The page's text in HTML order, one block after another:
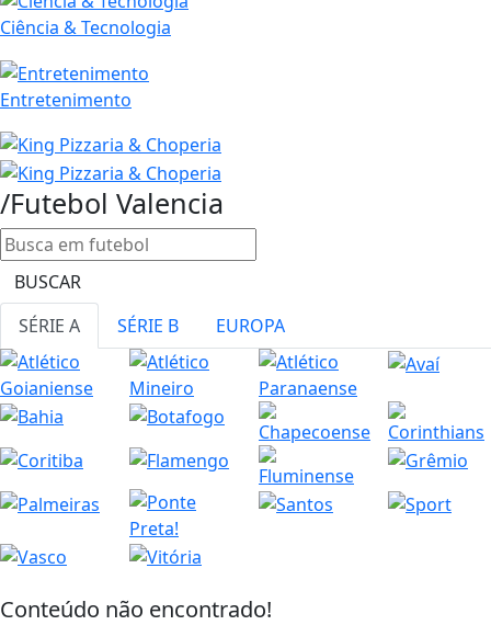
Ciência & Tecnologia
Entretenimento
/Futebol Valencia
BUSCAR
SÉRIE A
SÉRIE B EUROPA
Conteúdo não encontrado!